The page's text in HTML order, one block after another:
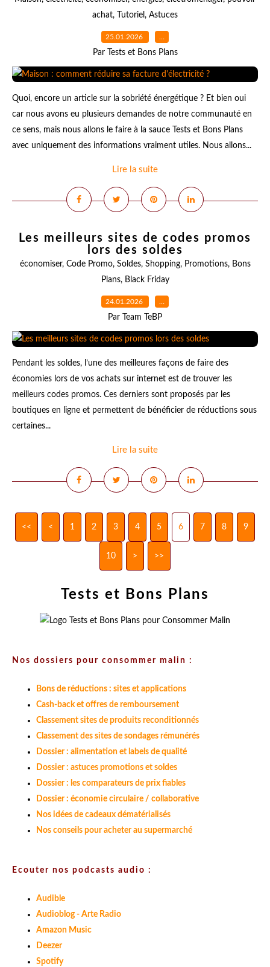
achat, Tutoriel , Astuces
25.01.2026 …
Par Tests et Bons Plans
Quoi, encore un article sur la sobriété énergétique ? Et bien oui
car nous avons eu plusieurs demandes de notre communauté en
ce sens, mais nous allons le faire à la sauce Tests et Bons Plans
avec uniquement des informations vraiment utiles. Nous allons...
Lire la suite
Les meilleurs sites de codes promos
lors des soldes
économiser, Code Promo, Soldes, Shopping, Promotions, Bons
Plans, Black Friday
24.01.2026 …
Par Team TeBP
Pendant les soldes, l’une des meilleures façons de faire des
économies lors de vos achats sur internet est de trouver les
meilleurs codes promos. Ces derniers sont proposés par les
boutiques en ligne et permettent de bénéficier de réductions sous
certaines...
Lire la suite
<< < 1 2 3 4 5 6 7 8 9
10 20
30
> >>
Tests et Bons Plans
Nos dossiers pour consommer malin :
Bons de réductions : sites et applications
Cash-back et offres de remboursement
Classement sites de produits reconditionnés
Classement des sites de sondages rémunérés
Dossier : alimentation et labels de qualité
Dossier : astuces promotions et soldes
Dossier : les comparateurs de prix fiables
Dossier : économie circulaire / collaborative
Nos idées de cadeaux dématérialisés
Nos conseils pour acheter au supermarché
Ecouter nos podcasts audio :
Audible
Audioblog - Arte Radio
Amazon Music
Deezer
Spotify